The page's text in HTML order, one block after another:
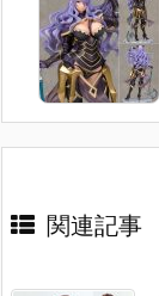
関連記事